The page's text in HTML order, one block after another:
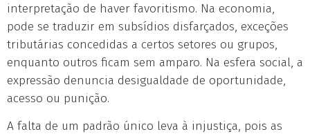
interpretação de haver favoritismo. Na economia,
pode se traduzir em subsídios disfarçados, exceções
tributárias concedidas a certos setores ou grupos,
enquanto outros ficam sem amparo. Na esfera social, a
expressão denuncia desigualdade de oportunidade,
acesso ou punição.
A falta de um padrão único leva à injustiça, pois as